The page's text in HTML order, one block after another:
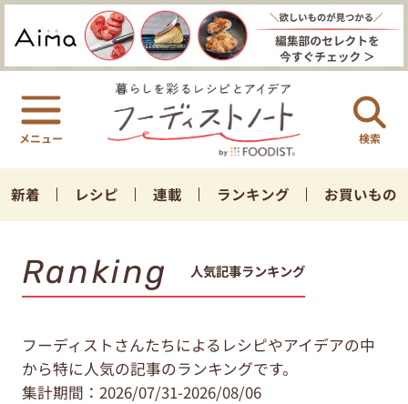
検索
新着 レシピ 連載 ランキング お買いもの
Ranking 人気記事ランキング
フーディストさんたちによるレシピやアイデアの中
から特に人気の記事のランキングです。
集計期間：2026/07/31-2026/08/06